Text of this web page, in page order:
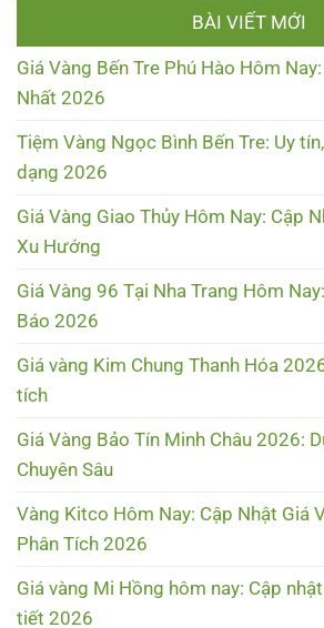
BÀI VIẾT MỚI
Giá Vàng Bến Tre Phú Hào Hôm
Nhất 2026
Tiệm Vàng Ngọc Bình Bến Tre: Uy
dạng 2026
Giá Vàng Giao Thủy Hôm Nay: Cập
Xu Hướng
Giá Vàng 96 Tại Nha Trang Hôm
Báo 2026
Giá vàng Kim Chung Thanh Hóa
tích
Giá Vàng Bảo Tín Minh Châu 2026:
Chuyên Sâu
Vàng Kitco Hôm Nay: Cập Nhật Giá
Phân Tích 2026
Giá vàng Mi Hồng hôm nay: Cập
tiết 2026